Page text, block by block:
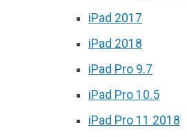
iPad 2017
iPad 2018
iPad Pro 9.7
iPad Pro 10.5
iPad Pro 11 2018